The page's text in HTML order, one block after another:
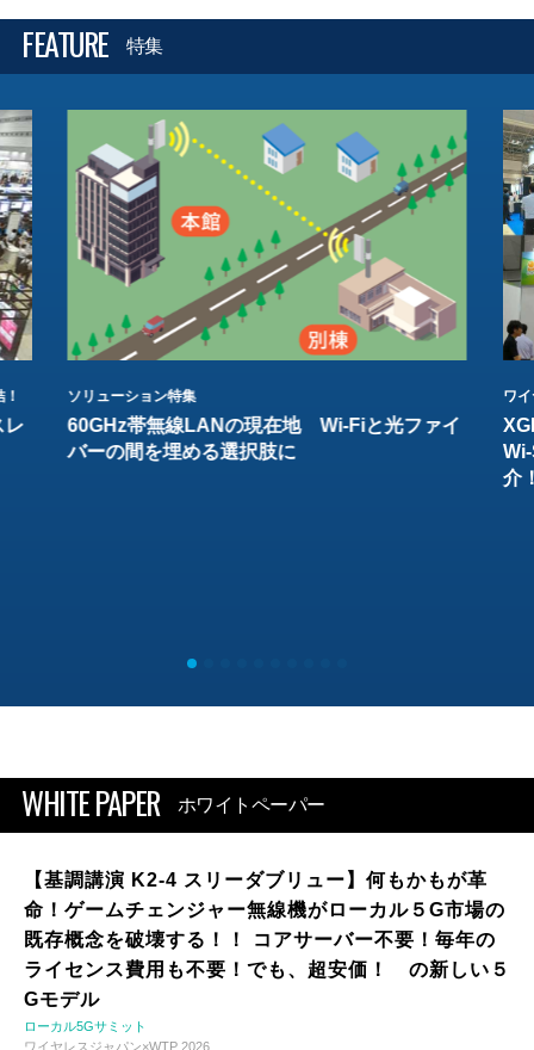
FEATURE 特集
レ
ソリューション特集
60GHz帯無線LANの現在地 Wi-Fiと光ファイ
バーの間を埋める選択肢に
ワ
介
WHITE PAPER ホワイトペーパー
【基調講演 K2-4 スリーダブリュー】何もかもが革
命！ゲームチェンジャー無線機がローカル５G市場の
既存概念を破壊する！！ コアサーバー不要！毎年の
ライセンス費用も不要！でも、超安価！ の新しい５
Gモデル
ローカル5Gサミット
ワイヤレスジャパン×WTP 2026